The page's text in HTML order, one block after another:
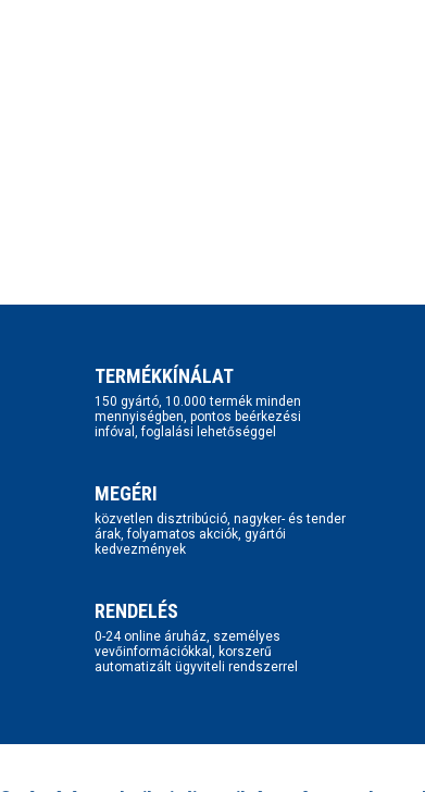
TERMÉKKÍNÁLAT
150 gyártó, 10.000 termék minden
mennyiségben, pontos beérkezési
infóval, foglalási lehetőséggel
MEGÉRI
közvetlen disztribúció, nagyker- és tender
árak, folyamatos akciók, gyártói
kedvezmények
RENDELÉS
0-24 online áruház, személyes
vevőinformációkkal, korszerű
automatizált ügyviteli rendszerrel